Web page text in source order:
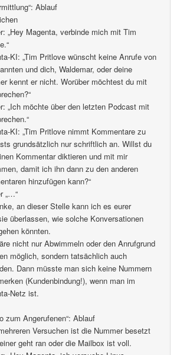
Ablauf
„Hey Magenta, verbinde mich mit Tim
KI: „Tim Pritlove wünscht keine Anrufe von
und dich, Waldemar, oder deine
kennt er nicht. Worüber möchtest du mit
„Ich möchte über den letzten Podcast mit
KI: „Tim Pritlove nimmt Kommentare zu
grundsätzlich nur schriftlich an. Willst du
Kommentar diktieren und mit mir
damit ich ihn dann zu den anderen
hinzufügen kann?“
„…“
an dieser Stelle kann ich es eurer
überlassen, wie solche Konversationen
könnten.
nicht nur Abwimmeln oder den Anrufgrund
möglich, sondern tatsächlich auch
Dann müsste man sich keine Nummern
(Kundenbindung!), wenn man im
Netz ist.
zum Angerufenen“: Ablauf
Versuchen ist die Nummer besetzt
geht ran oder die Mailbox ist voll.